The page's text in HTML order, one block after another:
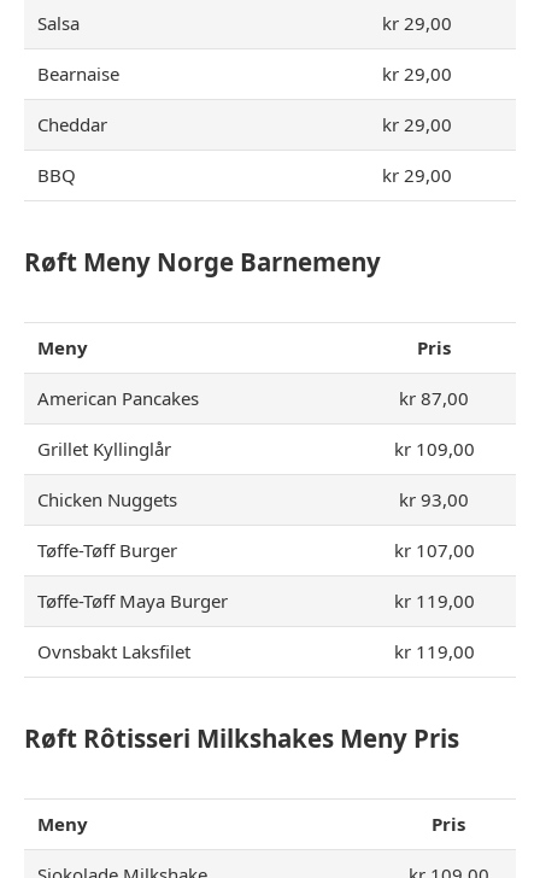
Salsa kr 29,00
Bearnaise kr 29,00
Cheddar kr 29,00
BBQ kr 29,00
Røft Meny Norge Barnemeny
Meny Pris
American Pancakes kr 87,00
Grillet Kyllinglår kr 109,00
Chicken Nuggets kr 93,00
Tøffe-Tøff Burger kr 107,00
Tøffe-Tøff Maya Burger kr 119,00
Ovnsbakt Laksfilet kr 119,00
Røft Rôtisseri Milkshakes Meny Pris
Meny Pris